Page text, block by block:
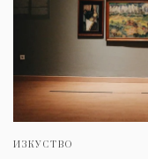
ИЗКУСТВО